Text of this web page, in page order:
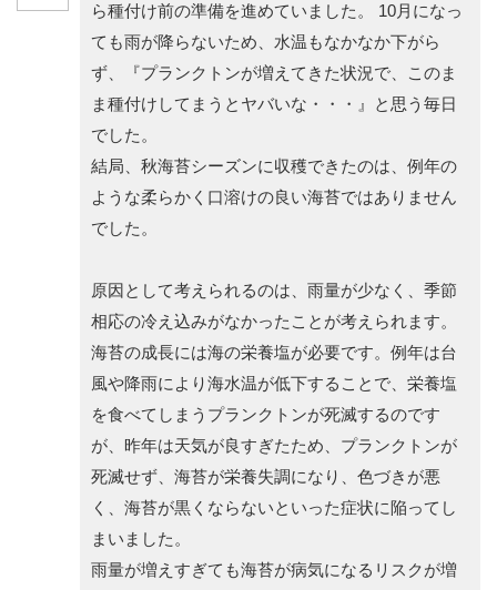
ら種付け前の準備を進めていました。 10月になっ
ても雨が降らないため、水温もなかなか下がら
ず、『プランクトンが増えてきた状況で、このま
ま種付けしてまうとヤバいな・・・』と思う毎日
でした。
結局、秋海苔シーズンに収穫できたのは、例年の
ような柔らかく口溶けの良い海苔ではありません
でした。
原因として考えられるのは、雨量が少なく、季節
相応の冷え込みがなかったことが考えられます。
海苔の成長には海の栄養塩が必要です。例年は台
風や降雨により海水温が低下することで、栄養塩
を食べてしまうプランクトンが死滅するのです
が、昨年は天気が良すぎたため、プランクトンが
死滅せず、海苔が栄養失調になり、色づきが悪
く、海苔が黒くならないといった症状に陥ってし
まいました。
雨量が増えすぎても海苔が病気になるリスクが増